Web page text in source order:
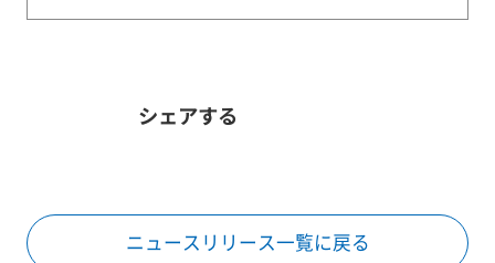
シェアする
ニュースリリース一覧に戻る